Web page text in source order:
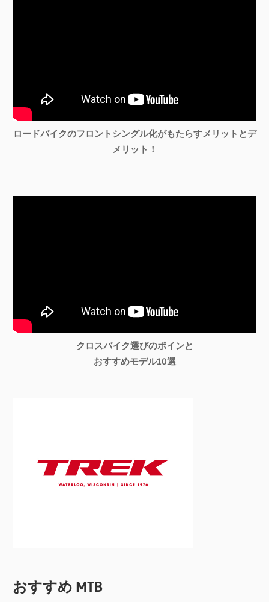
ロードバイクのフロントシングル化がもたらすメリットとデ
メリット！
クロスバイク選びのポインと
おすすめモデル10選
おすすめ MTB